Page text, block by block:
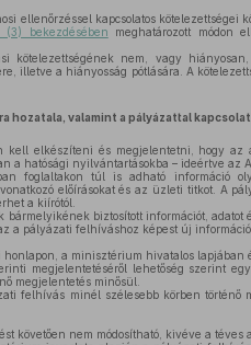
ellenőrzéssel kapcsolatos
bekezdésében meghatározott módon
kötelezettségének nem, vagy
illetve a hiányosság pótlására. A
hozatala, valamint a pályázattal
kell elkészíteni és megjelentetni, hogy az
a hatósági nyilvántartásokba – ideértve az
foglaltakon túl is adható információ
előírásokat és az üzleti titkot. A
a kiírótól.
biztosított információt, adatot
a pályázati felhíváshoz képest új
a minisztérium hivatalos lapjában
megjelentetéséről lehetőség szerint
megjelentetés minősül.
felhívás minél szélesebb körben történő
követően nem módosítható, kivéve a téves